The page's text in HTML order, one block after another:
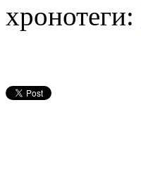
хронотеги: